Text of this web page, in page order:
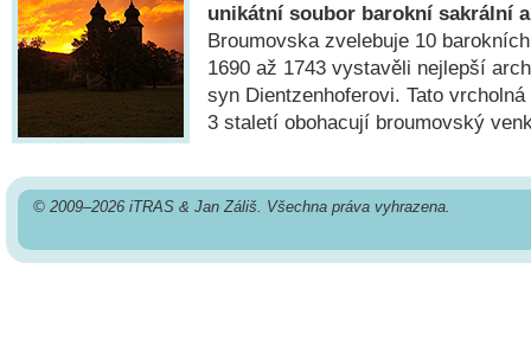
unikátní soubor barokní sakrální
Broumovska zvelebuje 10
1690 až 1743 vystavěli nejlepší
syn Dientzenhoferovi. Tato
3 staletí obohacují broumovský
© 2009–2026 iTRAS & Jan Záliš. Všechna práva vyhrazena.